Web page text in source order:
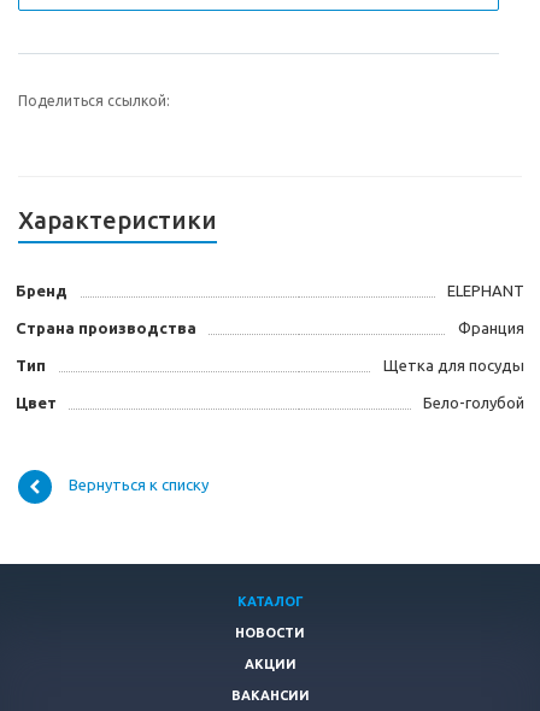
Поделиться ссылкой:
Характеристики
Бренд ELEPHANT
Страна производства Франция
Тип Щетка для посуды
Цвет Бело-голубой
Вернуться к списку
КАТАЛОГ
НОВОСТИ
АКЦИИ
ВАКАНСИИ